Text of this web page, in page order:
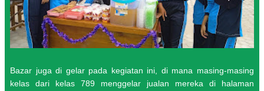
Bazar juga di gelar pada kegiatan ini, di mana masing-masing
kelas dari kelas 789 menggelar jualan mereka di halaman